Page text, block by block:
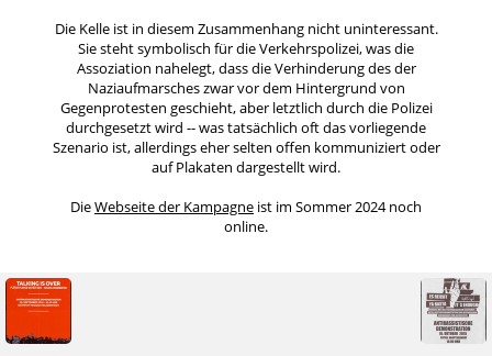
Die Kelle ist in diesem Zusammenhang nicht uninteressant.
Sie steht symbolisch für die Verkehrspolizei, was die
Assoziation nahelegt, dass die Verhinderung des der
Naziaufmarsches zwar vor dem Hintergrund von
Gegenprotesten geschieht, aber letztlich durch die Polizei
durchgesetzt wird -- was tatsächlich oft das vorliegende
Szenario ist, allerdings eher selten offen kommuniziert oder
auf Plakaten dargestellt wird.
DieWebseite der Kampagne ist im Sommer 2024 noch
online.